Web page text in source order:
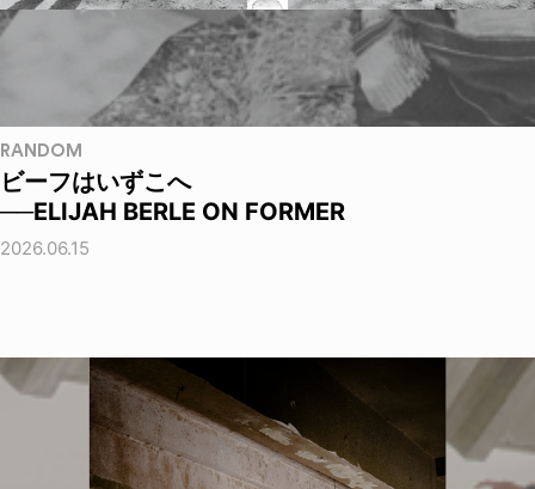
RANDOM
ビーフはいずこへ
──ELIJAH BERLE ON FORMER
2026.06.15